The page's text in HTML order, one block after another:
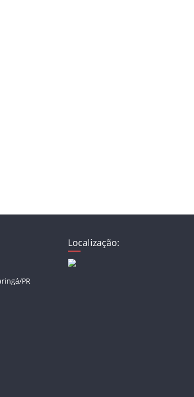
PR
Localização: